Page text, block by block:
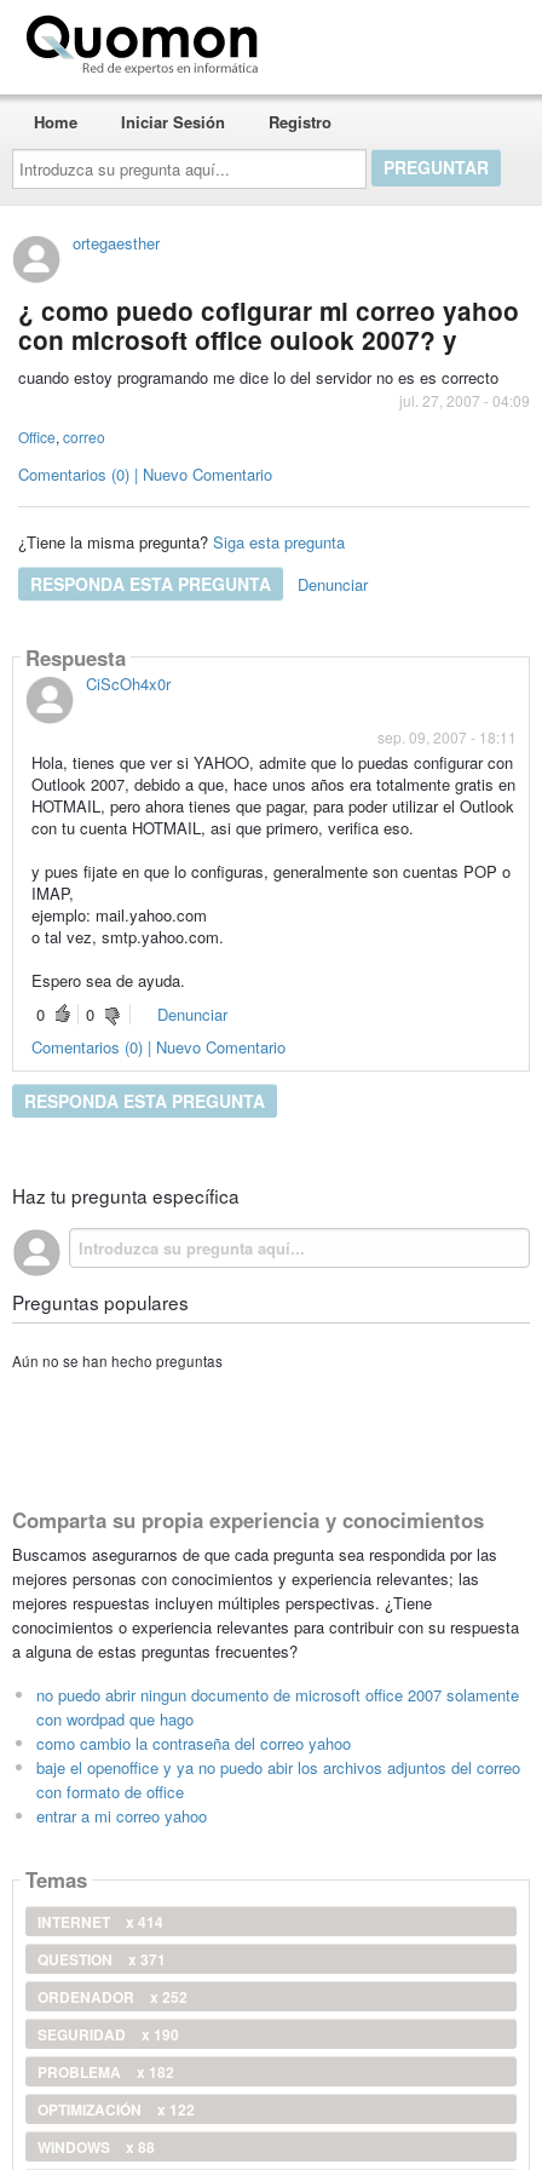
Introduzca
su
pregunta
aquí...
Home Iniciar Sesión Registro
ortegaesther
¿ como puedo cofigurar mi correo yahoo
con microsoft office oulook 2007? y
cuando estoy programando me dice lo del servidor no es es correcto
jul. 27, 2007 - 04:09
Office, correo
Comentarios (0) | Nuevo Comentario
¿Tiene la misma pregunta? Siga esta pregunta
RESPONDA ESTA PREGUNTA Denunciar
Respuesta
CiScOh4x0r
sep. 09, 2007 - 18:11
Hola, tienes que ver si YAHOO, admite que lo puedas configurar con
Outlook 2007, debido a que, hace unos años era totalmente gratis en
HOTMAIL, pero ahora tienes que pagar, para poder utilizar el Outlook
con tu cuenta HOTMAIL, asi que primero, verifica eso.
y pues fijate en que lo configuras, generalmente son cuentas POP o
IMAP,
ejemplo: mail.yahoo.com
o tal vez, smtp.yahoo.com.
Espero sea de ayuda.
0
0
Denunciar
Comentarios (0) | Nuevo Comentario
RESPONDA ESTA PREGUNTA
Haz tu pregunta específica
Preguntas populares
Aún no se han hecho preguntas
Comparta su propia experiencia y conocimientos
Buscamos asegurarnos de que cada pregunta sea respondida por las
mejores personas con conocimientos y experiencia relevantes; las
mejores respuestas incluyen múltiples perspectivas. ¿Tiene
conocimientos o experiencia relevantes para contribuir con su respuesta
a alguna de estas preguntas frecuentes?
no puedo abrir ningun documento de microsoft office 2007 solamente
con wordpad que hago
como cambio la contraseña del correo yahoo
baje el openoffice y ya no puedo abir los archivos adjuntos del correo
con formato de office
entrar a mi correo yahoo
Temas
INTERNET
x 414
QUESTION
x 371
ORDENADOR
x 252
SEGURIDAD
x 190
PROBLEMA
x 182
OPTIMIZACIÓN
x 122
WINDOWS
x 88